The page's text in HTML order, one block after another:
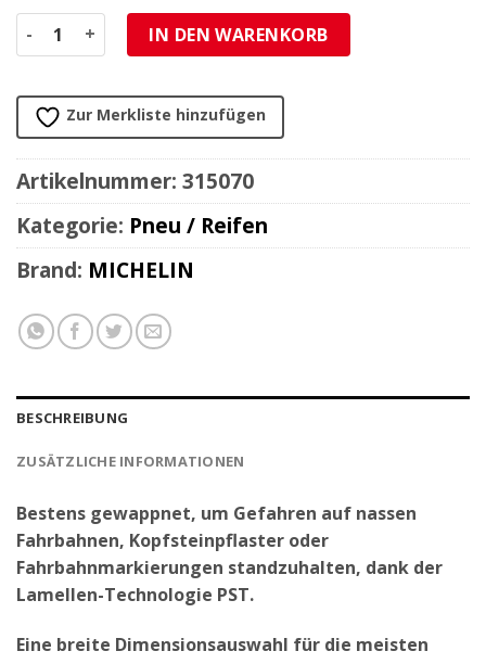
Pneu 120/70-15 56P F TL City Grip (CAI 640949) Menge
IN DEN WARENKORB
Zur Merkliste hinzufügen
Artikelnummer: 315070
Kategorie: Pneu / Reifen
Brand: MICHELIN
BESCHREIBUNG
ZUSÄTZLICHE INFORMATIONEN
Bestens gewappnet, um Gefahren auf nassen
Fahrbahnen, Kopfsteinpflaster oder
Fahrbahnmarkierungen standzuhalten, dank der
Lamellen-Technologie PST.
Eine breite Dimensionsauswahl für die meisten